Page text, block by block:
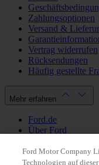
Zahlungsoptionen
Versand &
Vertrag widerrufen
Rücksendungen
Häufig gestellte
Mehr erfahren
Ford.de
Über Ford
Impressum
Ford Motor Company
Technologien auf